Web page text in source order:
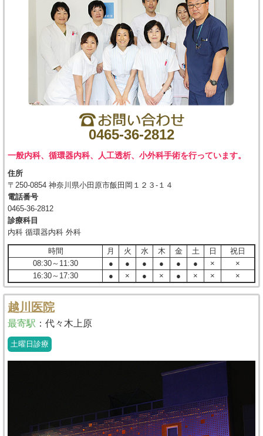
0465-36-2812
一般内科、循環器内科、人工透析、小外科手術を行っています。
住所
〒250-0854 神奈川県小田原市飯田岡１２３-１４
電話番号
0465-36-2812
診療科目
内科 循環器内科 外科
時間 月 火 水 木 金 土 日
祝日
08:30～11:30
● ● ● ● ● ● ×
×
16:30～17:30
● × ● × ● × × ×
越川医院
最寄駅 ： 代々木上原
土曜日診療